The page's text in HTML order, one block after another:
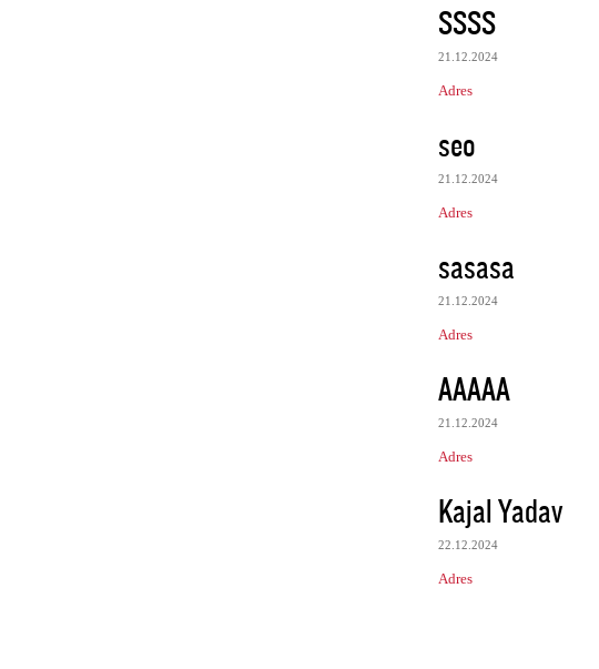
SSSS
21.12.2024
Adres
seo
21.12.2024
Adres
sasasa
21.12.2024
Adres
AAAAA
21.12.2024
Adres
Kajal Yadav
22.12.2024
Adres